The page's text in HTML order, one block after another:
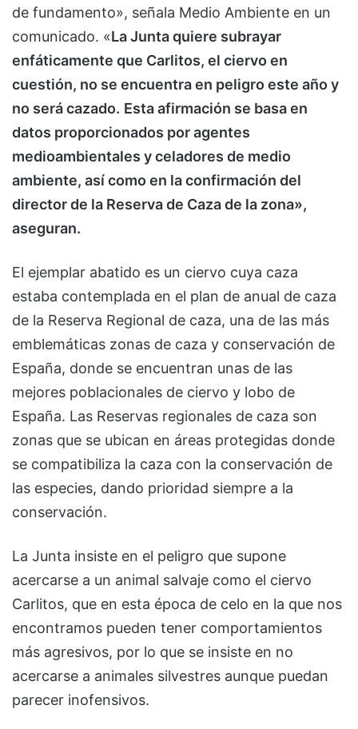
de fundamento», señala Medio Ambiente en un
comunicado. «La Junta quiere subrayar
enfáticamente que Carlitos, el ciervo en
cuestión, no se encuentra en peligro este año y
no será cazado. Esta afirmación se basa en
datos proporcionados por agentes
medioambientales y celadores de medio
ambiente, así como en la confirmación del
director de la Reserva de Caza de la zona»,
aseguran.
El ejemplar abatido es un ciervo cuya caza
estaba contemplada en el plan de anual de caza
de la Reserva Regional de caza, una de las más
emblemáticas zonas de caza y conservación de
España, donde se encuentran unas de las
mejores poblacionales de ciervo y lobo de
España. Las Reservas regionales de caza son
zonas que se ubican en áreas protegidas donde
se compatibiliza la caza con la conservación de
las especies, dando prioridad siempre a la
conservación.
La Junta insiste en el peligro que supone
acercarse a un animal salvaje como el ciervo
Carlitos, que en esta época de celo en la que nos
encontramos pueden tener comportamientos
más agresivos, por lo que se insiste en no
acercarse a animales silvestres aunque puedan
parecer inofensivos.